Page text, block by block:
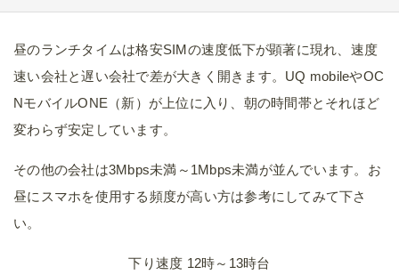
昼のランチタイムは格安SIMの速度低下が顕著に現れ、速度
速い会社と遅い会社で差が大きく開きます。UQ mobileやOC
NモバイルONE（新）が上位に入り、朝の時間帯とそれほど
変わらず安定しています。
その他の会社は3Mbps未満～1Mbps未満が並んでいます。お
昼にスマホを使用する頻度が高い方は参考にしてみて下さ
い。
下り速度 12時～13時台